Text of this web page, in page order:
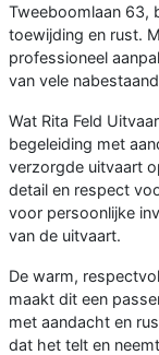
Tweeboomlaan 63,
toewijding en rust.
professioneel
van vele
Wat Rita Feld
begeleiding met
verzorgde uitvaart
detail en respect
voor persoonlijke
van de uitvaart.
De warm,
maakt dit een
met aandacht en
dat het telt en